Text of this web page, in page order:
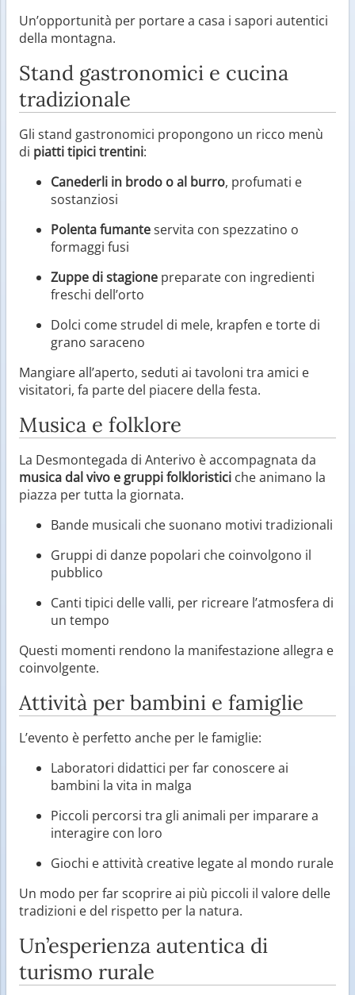
Un’opportunità per portare a casa i sapori autentici
della montagna.
Stand gastronomici e cucina
tradizionale
Gli stand gastronomici propongono un ricco menù
di piatti tipici trentini:
Canederli in brodo o al burro, profumati e
sostanziosi
Polenta fumanteservita con spezzatino o
formaggi fusi
Zuppe di stagione preparate con ingredienti
freschi dell’orto
Dolci come strudel di mele, krapfen e torte di
grano saraceno
Mangiare all’aperto, seduti ai tavoloni tra amici e
visitatori, fa parte del piacere della festa.
Musica e folklore
La Desmontegada di Anterivo è accompagnata da
musica dal vivo e gruppi folkloristici che animano la
piazza per tutta la giornata.
Bande musicali che suonano motivi tradizionali
Gruppi di danze popolari che coinvolgono il
pubblico
Canti tipici delle valli, per ricreare l’atmosfera di
un tempo
Questi momenti rendono la manifestazione allegra e
coinvolgente.
Attività per bambini e famiglie
L’evento è perfetto anche per le famiglie:
Laboratori didattici per far conoscere ai
bambini la vita in malga
Piccoli percorsi tra gli animali per imparare a
interagire con loro
Giochi e attività creative legate al mondo rurale
Un modo per far scoprire ai più piccoli il valore delle
tradizioni e del rispetto per la natura.
Un’esperienza autentica di
turismo rurale